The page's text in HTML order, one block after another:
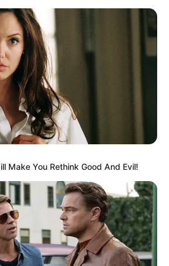
Make You Rethink Good And Evil!